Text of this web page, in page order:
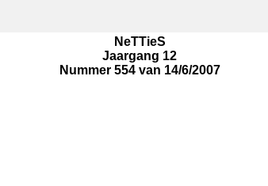
NeTTieS
Jaargang 12
Nummer 554 van 14/6/2007